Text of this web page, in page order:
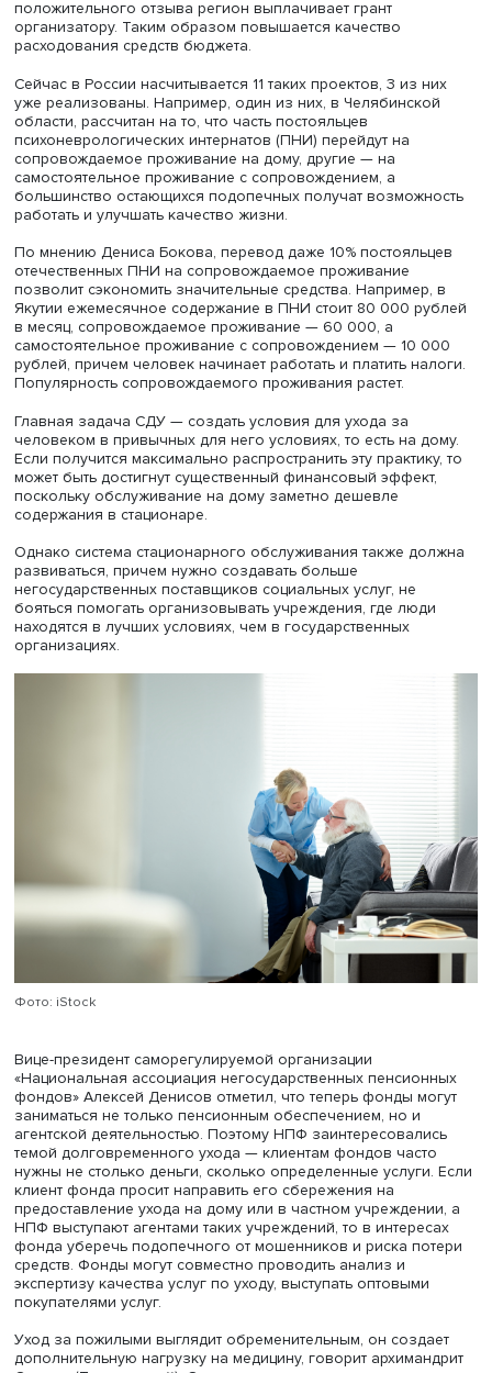
верификации — от самооценки до документального
подтверждения на основе саморегулирования,
систему доброжелательного мониторинга с выдачей
должно стать законодательное закрепление термина
проживанием» с учетом особенностей сектора и
согласования стандартов. «Главный вопрос — стоит ли
этим заниматься, нужно ли это обществу и
заострил тему Рамаз Ахметели.
Директор блока агента правительства — госкорпорации
ВЭБ.РФ Денис Боков напоминает, что в соответствии с
постановлением правительства от 2019 года инвестор
привлечь средства регионального и федерального
на модернизацию зданий учреждений социального
обслуживания для реализации проектов социального
воздействия.
Основное отличие в подходе к проектам социального
воздействия состоит в том, что государство
конкретный эффект. Инвестор и организатор
реализовать проект за собственные средства
или нанимая исполнителя, а для оценки эффекта
привлекается независимый оценщик. Только после его
положительного отзыва регион выплачивает грант
организатору. Таким образом повышается качество
расходования средств бюджета.
Сейчас в России насчитывается 11 таких проектов, 3 из
уже реализованы. Например, один из них, в
области, рассчитан на то, что часть постояльцев
психоневрологических интернатов (ПНИ) перейдут на
сопровождаемое проживание на дому, другие — на
самостоятельное проживание с сопровождением, а
По мнению Дениса Бокова, перевод даже 10%
отечественных ПНИ на сопровождаемое проживание
позволит сэкономить значительные средства.
Якутии ежемесячное содержание в ПНИ стоит 80 000
в месяц, сопровождаемое проживание — 60 000, а
самостоятельное проживание с сопровождением — 10
рублей, причем человек начинает работать и платить
Популярность сопровождаемого проживания растет.
Главная задача СДУ — создать условия для ухода за
может быть достигнут существенный финансовый
поскольку обслуживание на дому заметно дешевле
содержания в стационаре.
Однако система стационарного обслуживания также
развиваться, причем нужно создавать больше
негосударственных поставщиков социальных услуг, не
бояться помогать организовывать учреждения, где
находятся в лучших условиях, чем в государственных
организациях.